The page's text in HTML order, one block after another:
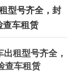
型号齐全，封
查车租赁
租型号齐全，
查车租赁